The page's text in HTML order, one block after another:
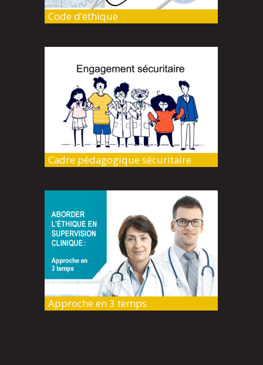
Code d’éthique
Cadre pédagogique sécuritaire
Approche en 3 temps